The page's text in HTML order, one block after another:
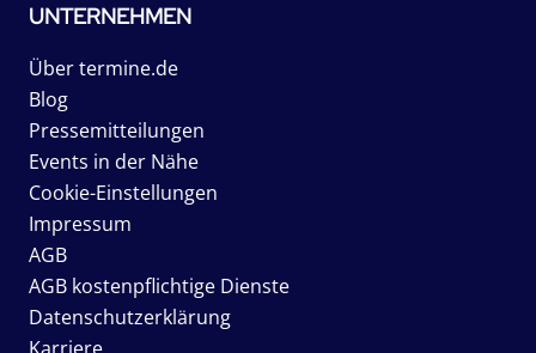
UNTERNEHMEN
Über termine.de
Blog
Pressemitteilungen
Events in der Nähe
Cookie-Einstellungen
Impressum
AGB
AGB kostenpflichtige Dienste
Datenschutzerklärung
Karriere